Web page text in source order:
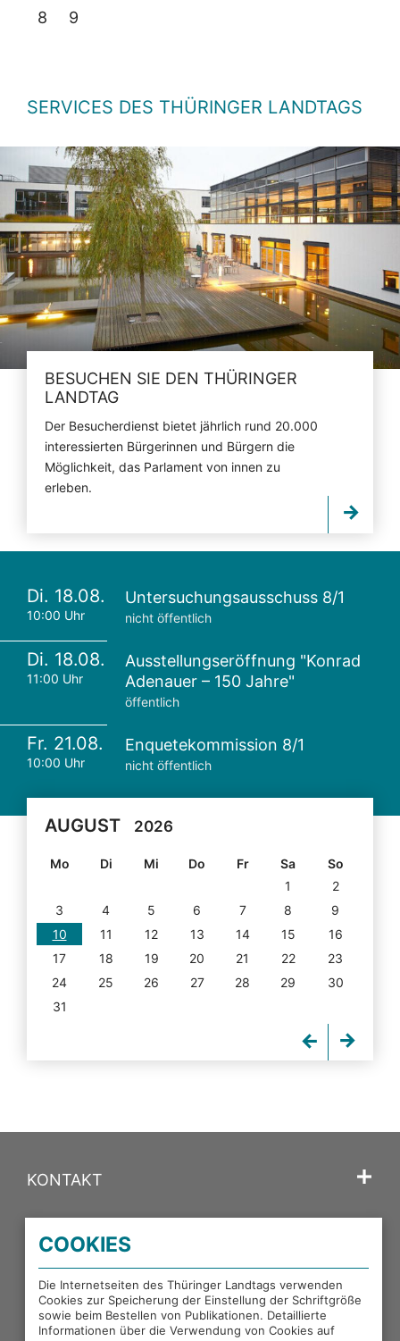
8 9
SERVICES DES THÜRINGER LANDTAGS
BESUCHEN SIE DEN THÜRINGER
LANDTAG
Der Besucherdienst bietet jährlich rund 20.000
interessierten Bürgerinnen und Bürgern die
Möglichkeit, das Parlament von innen zu
erleben.
Di. 18.08.
10:00 Uhr
Untersuchungsausschuss 8/1
nicht öffentlich
Di. 18.08.
11:00 Uhr
Ausstellungseröffnung "Konrad
Adenauer – 150 Jahre"
öffentlich
Fr. 21.08.
10:00 Uhr
Enquetekommission 8/1
nicht öffentlich
AUGUST 2026
Mo Di Mi Do Fr Sa
So
1
2
3
4 5 6 7 8
9
10
11 12 13 14 15
16
17
18 19 20 21 22
23
24
25 26 27 28 29
30
31
KONTAKT
PORTALE DES THÜRINGER LANDTAGS
EXTERNE LINKS
COOKIES
Die Internetseiten des Thüringer Landtags verwenden
Cookies zur Speicherung der Einstellung der Schriftgröße
sowie beim Bestellen von Publikationen. Detaillierte
Informationen über die Verwendung von Cookies auf